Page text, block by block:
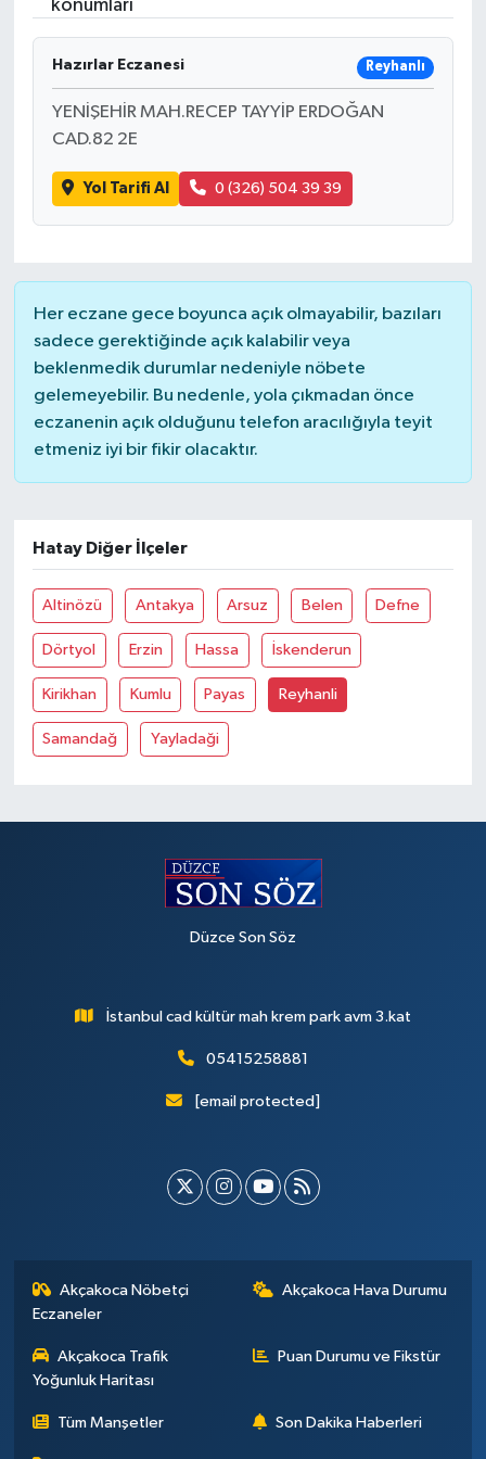
konumları
Hazırlar Eczanesi Reyhanlı
YENİŞEHİR MAH.RECEP TAYYİP ERDOĞAN
CAD.82 2E
Yol Tarifi Al 0 (326) 504 39 39
Her eczane gece boyunca açık olmayabilir, bazıları
sadece gerektiğinde açık kalabilir veya
beklenmedik durumlar nedeniyle nöbete
gelemeyebilir. Bu nedenle, yola çıkmadan önce
eczanenin açık olduğunu telefon aracılığıyla teyit
etmeniz iyi bir fikir olacaktır.
Hatay Diğer İlçeler
Altinözü Antakya Arsuz Belen Defne
Dörtyol Erzin Hassa İskenderun
Kirikhan Kumlu Payas Reyhanli
Samandağ Yayladaği
Düzce Son Söz
İstanbul cad kültür mah krem park avm 3.kat
05415258881
[email protected]
Akçakoca Nöbetçi
Eczaneler
Akçakoca Hava Durumu
Akçakoca Trafik
Yoğunluk Haritası
Puan Durumu ve Fikstür
Tüm Manşetler Son Dakika Haberleri